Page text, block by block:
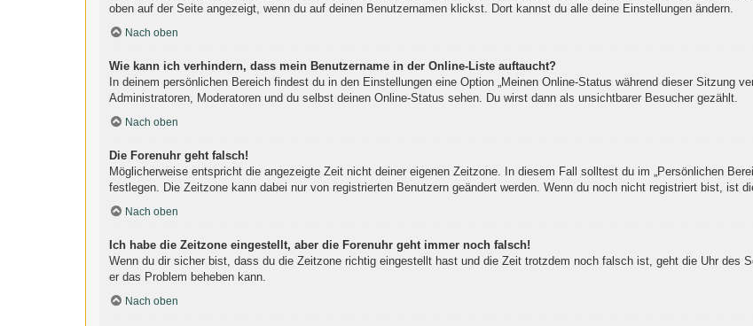
oben auf der Seite angezeigt, wenn du auf deinen Benutzernamen klickst. Dort kannst du alle deine Einstellungen ändern.
Nach oben
Wie kann ich verhindern, dass mein Benutzername in der Online-Liste auftaucht?
In deinem persönlichen Bereich findest du in den Einstellungen eine Option „Meinen Online-Status während dieser Sitzung
Administratoren, Moderatoren und du selbst deinen Online-Status sehen. Du wirst dann als unsichtbarer Besucher gezählt.
Nach oben
Die Forenuhr geht falsch!
Möglicherweise entspricht die angezeigte Zeit nicht deiner eigenen Zeitzone. In diesem Fall solltest du im „Persönlichen
festlegen. Die Zeitzone kann dabei nur von registrierten Benutzern geändert werden. Wenn du noch nicht registriert bist, ist
Nach oben
Ich habe die Zeitzone eingestellt, aber die Forenuhr geht immer noch falsch!
Wenn du dir sicher bist, dass du die Zeitzone richtig eingestellt hast und die Zeit trotzdem noch falsch ist, geht die Uhr des
er das Problem beheben kann.
Nach oben